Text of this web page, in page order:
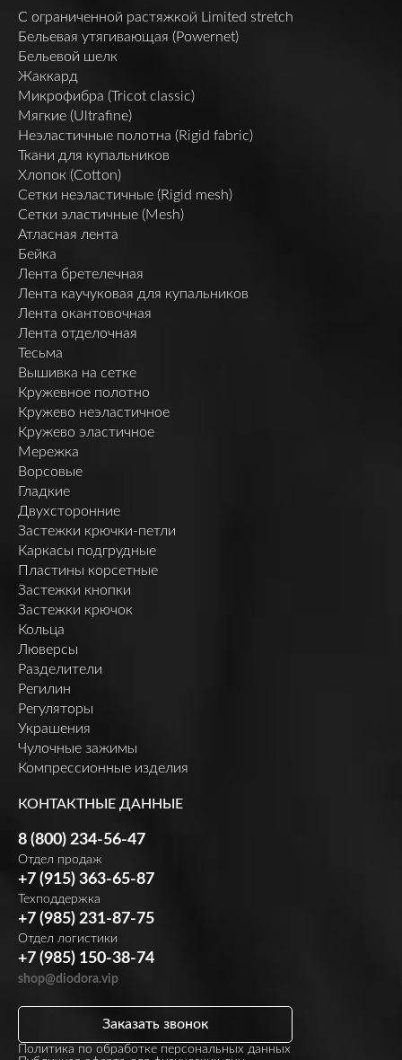
C ограниченной растяжкой Limited stretch
Бельевая утягивающая (Powernet)
Бельевой шелк
Жаккард
Микрофибра (Tricot classic)
Мягкие (Ultrafine)
Неэластичные полотна (Rigid fabric)
Ткани для купальников
Хлопок (Cotton)
Сетки неэластичные (Rigid mesh)
Сетки эластичные (Mesh)
Атласная лента
Бейка
Лента бретелечная
Лента каучуковая для купальников
Лента окантовочная
Лента отделочная
Тесьма
Вышивка на сетке
Кружевное полотно
Кружево неэластичное
Кружево эластичное
Мережка
Ворсовые
Гладкие
Двухсторонние
Застежки крючки-петли
Каркасы подгрудные
Пластины корсетные
Застежки кнопки
Застежки крючок
Кольца
Люверсы
Разделители
Регилин
Регуляторы
Украшения
Чулочные зажимы
Компрессионные изделия
КОНТАКТНЫЕ ДАННЫЕ
8 (800) 234-56-47
Отдел продаж
+7 (915) 363-65-87
Техподдержка
+7 (985) 231-87-75
Отдел логистики
+7 (985) 150-38-74
shop@diodora.vip
Политика по обработке персональных данных
Заказать звонок